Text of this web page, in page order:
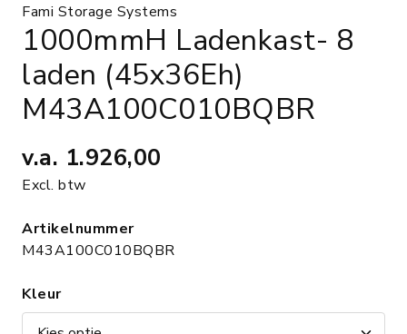
Fami Storage Systems
1000mmH Ladenkast- 8
laden (45x36Eh)
M43A100C010BQBR
v.a. 1.926,00
Excl. btw
Artikelnummer
M43A100C010BQBR
Kleur